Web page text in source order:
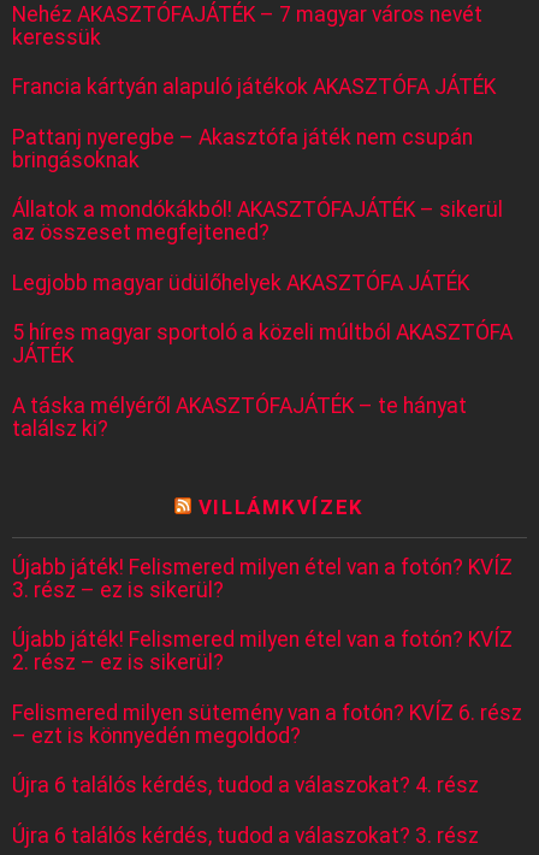
Nehéz AKASZTÓFAJÁTÉK – 7 magyar város nevét
keressük
Francia kártyán alapuló játékok AKASZTÓFA JÁTÉK
Pattanj nyeregbe – Akasztófa játék nem csupán
bringásoknak
Állatok a mondókákból! AKASZTÓFAJÁTÉK – sikerül
az összeset megfejtened?
Legjobb magyar üdülőhelyek AKASZTÓFA JÁTÉK
5 híres magyar sportoló a közeli múltból AKASZTÓFA
JÁTÉK
A táska mélyéről AKASZTÓFAJÁTÉK – te hányat
találsz ki?
VILLÁMKVÍZEK
Újabb játék! Felismered milyen étel van a fotón? KVÍZ
3. rész – ez is sikerül?
Újabb játék! Felismered milyen étel van a fotón? KVÍZ
2. rész – ez is sikerül?
Felismered milyen sütemény van a fotón? KVÍZ 6. rész
– ezt is könnyedén megoldod?
Újra 6 találós kérdés, tudod a válaszokat? 4. rész
Újra 6 találós kérdés, tudod a válaszokat? 3. rész